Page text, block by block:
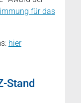
für das
hier
Stand